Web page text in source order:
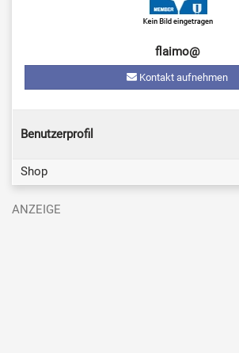
flaimo@
Kontakt aufnehmen
Benutzerprofil
Shop